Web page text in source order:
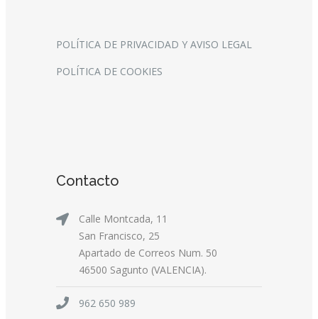
POLÍTICA DE PRIVACIDAD Y AVISO LEGAL
POLÍTICA DE COOKIES
Contacto
Calle Montcada, 11
San Francisco, 25
Apartado de Correos Num. 50
46500 Sagunto (VALENCIA).
962 650 989